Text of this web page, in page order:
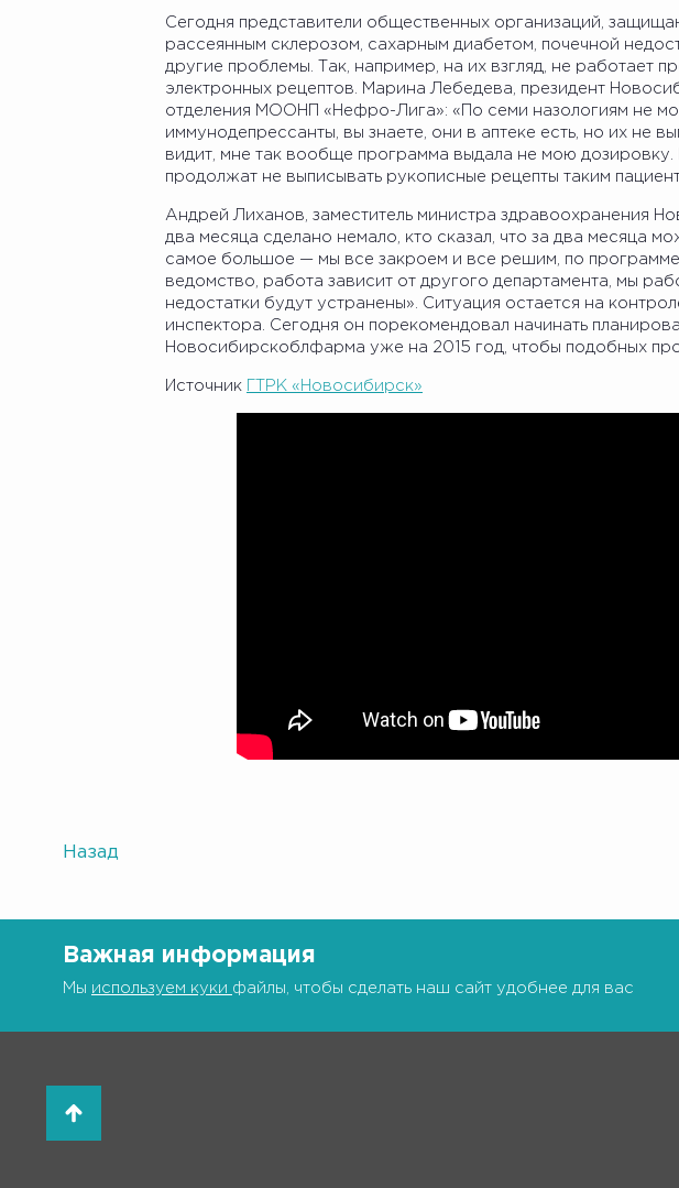
Сегодня представители общественных организаций,
рассеянным склерозом, сахарным диабетом, почечной
другие проблемы. Так, например, на их взгляд, не работает
электронных рецептов. Марина Лебедева, президент
отделения МООНП «Нефро-Лига»: «По семи назологиям не
иммунодепрессанты, вы знаете, они в аптеке есть, но их не
видит, мне так вообще программа выдала не мою дозировку.
продолжат не выписывать рукописные рецепты таким
Андрей Лиханов, заместитель министра здравоохранения
два месяца сделано немало, кто сказал, что за два месяца
самое большое — мы все закроем и все решим, по
ведомство, работа зависит от другого департамента, мы
недостатки будут устранены». Ситуация остается на
инспектора. Сегодня он порекомендовал начинать
Новосибирскоблфарма уже на 2015 год, чтобы подобных
Источник ГТРК «Новосибирск»
Назад
Важная информация
Мы используем куки файлы, чтобы сделать наш сайт удобнее для вас